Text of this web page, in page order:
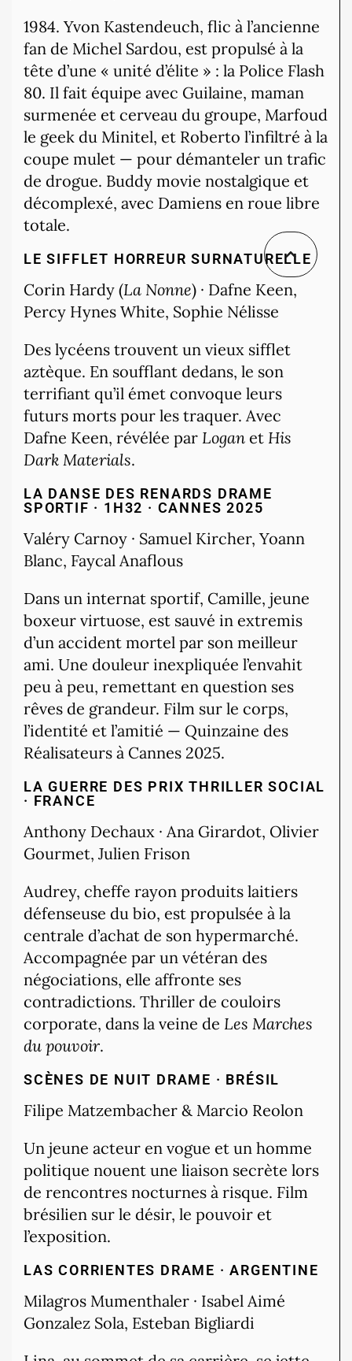
1984. Yvon Kastendeuch, flic à l’ancienne
fan de Michel Sardou, est propulsé à la
tête d’une « unité d’élite » : la Police Flash
80. Il fait équipe avec Guilaine, maman
surmenée et cerveau du groupe, Marfoud
le geek du Minitel, et Roberto l’infiltré à la
coupe mulet — pour démanteler un trafic
de drogue. Buddy movie nostalgique et
décomplexé, avec Damiens en roue libre
totale.
LE SIFFLET HORREUR SURNATURELLE
Corin Hardy (La Nonne) · Dafne Keen,
Percy Hynes White, Sophie Nélisse
Des lycéens trouvent un vieux sifflet
aztèque. En soufflant dedans, le son
terrifiant qu’il émet convoque leurs
futurs morts pour les traquer. Avec
Dafne Keen, révélée par Logan et His
Dark Materials.
LA DANSE DES RENARDS DRAME
SPORTIF · 1H32 · CANNES 2025
Valéry Carnoy · Samuel Kircher, Yoann
Blanc, Faycal Anaflous
Dans un internat sportif, Camille, jeune
boxeur virtuose, est sauvé in extremis
d’un accident mortel par son meilleur
ami. Une douleur inexpliquée l’envahit
peu à peu, remettant en question ses
rêves de grandeur. Film sur le corps,
l’identité et l’amitié — Quinzaine des
Réalisateurs à Cannes 2025.
LA GUERRE DES PRIXTHRILLER SOCIAL
· FRANCE
Anthony Dechaux · Ana Girardot, Olivier
Gourmet, Julien Frison
Audrey, cheffe rayon produits laitiers
défenseuse du bio, est propulsée à la
centrale d’achat de son hypermarché.
Accompagnée par un vétéran des
négociations, elle affronte ses
contradictions. Thriller de couloirs
corporate, dans la veine de Les Marches
du pouvoir.
SCÈNES DE NUIT DRAME · BRÉSIL
Filipe Matzembacher & Marcio Reolon
Un jeune acteur en vogue et un homme
politique nouent une liaison secrète lors
de rencontres nocturnes à risque. Film
brésilien sur le désir, le pouvoir et
l’exposition.
LAS CORRIENTES DRAME · ARGENTINE
Milagros Mumenthaler · Isabel Aimé
Gonzalez Sola, Esteban Bigliardi